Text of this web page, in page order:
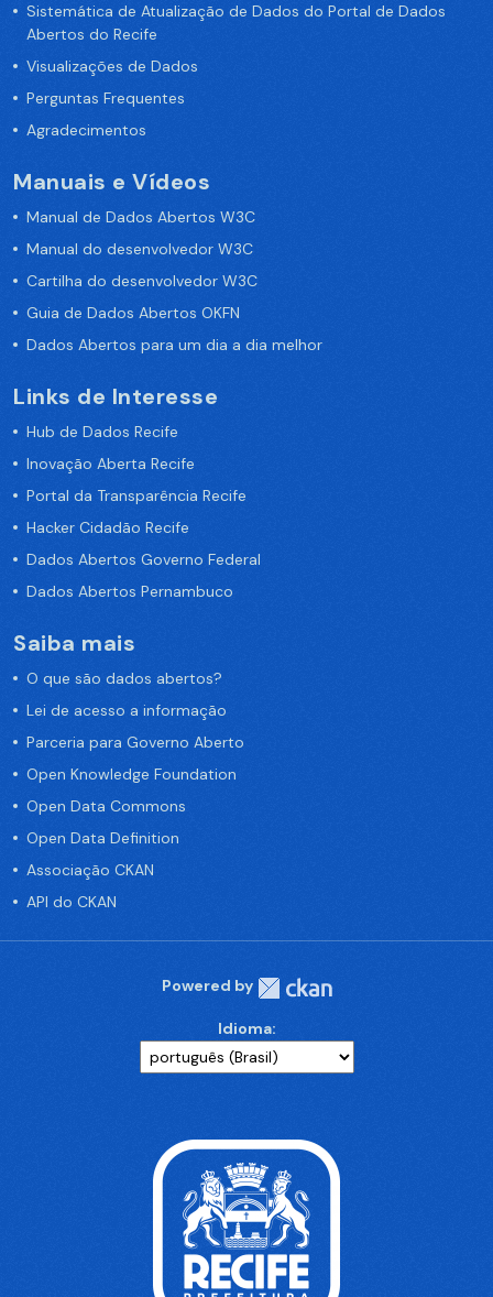
Sistemática de Atualização de Dados do Portal de Dados
Abertos do Recife
Visualizações de Dados
Perguntas Frequentes
Agradecimentos
Manuais e Vídeos
Manual de Dados Abertos W3C
Manual do desenvolvedor W3C
Cartilha do desenvolvedor W3C
Guia de Dados Abertos OKFN
Dados Abertos para um dia a dia melhor
Links de Interesse
Hub de Dados Recife
Inovação Aberta Recife
Portal da Transparência Recife
Hacker Cidadão Recife
Dados Abertos Governo Federal
Dados Abertos Pernambuco
Saiba mais
O que são dados abertos?
Lei de acesso a informação
Parceria para Governo Aberto
Open Knowledge Foundation
Open Data Commons
Open Data Definition
Associação CKAN
API do CKAN
Powered by
Idioma